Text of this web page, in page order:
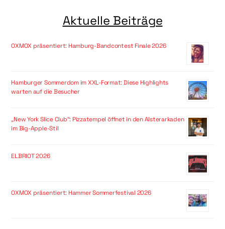
Aktuelle Beiträge
OXMOX präsentiert: Hamburg-Bandcontest Finale 2026
Hamburger Sommerdom im XXL-Format: Diese Highlights
warten auf die Besucher
„New York Slice Club“: Pizzatempel öffnet in den Alsterarkaden
im Big-Apple-Stil
ELBRIOT 2026
OXMOX präsentiert: Hammer Sommerfestival 2026